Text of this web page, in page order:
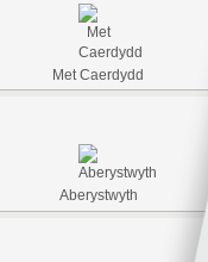
Met Caerdydd
Aberystwyth